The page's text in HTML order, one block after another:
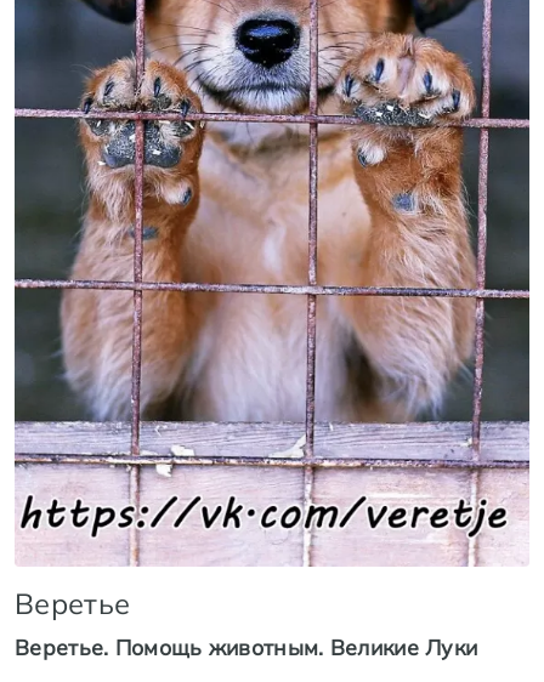
Веретье
Веретье. Помощь животным. Великие Луки